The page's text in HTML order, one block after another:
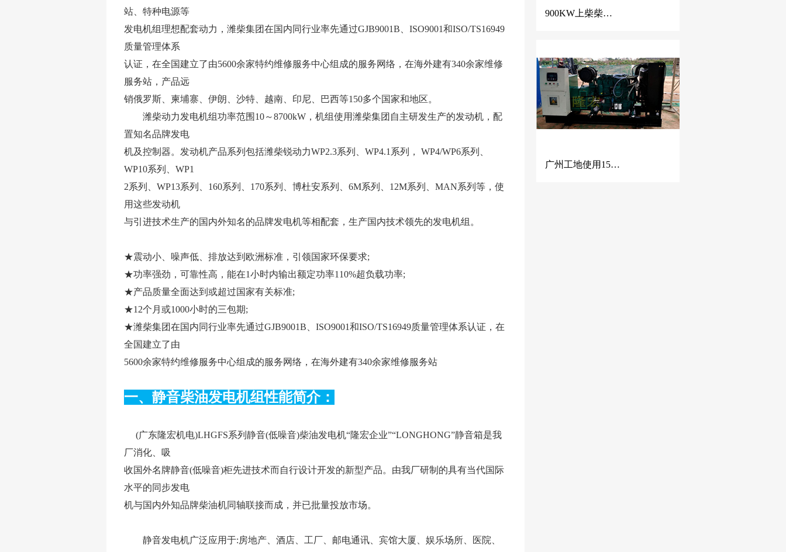
站、特种电源等
发电机组理想配套动力，潍柴集团在国内同行业率先通过GJB9001B、ISO9001和ISO/TS16949
质量管理体系
认证，在全国建立了由5600余家特约维修服务中心组成的服务网络，在海外建有340余家维修
服务站，产品远
销俄罗斯、柬埔寨、伊朗、沙特、越南、印尼、巴西等150多个国家和地区。
潍柴动力发电机组功率范围10～8700kW，机组使用潍柴集团自主研发生产的发动机，配
置知名品牌发电
机及控制器。发动机产品系列包括潍柴锐动力WP2.3系列、WP4.1系列， WP4/WP6系列、
WP10系列、WP1
2系列、WP13系列、160系列、170系列、博杜安系列、6M系列、12M系列、MAN系列等，使
用这些发动机
与引进技术生产的国内外知名的品牌发电机等相配套，生产国内技术领先的发电机组。
★震动小、噪声低、排放达到欧洲标准，引领国家环保要求;
★功率强劲，可靠性高，能在1小时内输出额定功率110%超负载功率;
★产品质量全面达到或超过国家有关标准;
★12个月或1000小时的三包期;
★潍柴集团在国内同行业率先通过GJB9001B、ISO9001和ISO/TS16949质量管理体系认证，在
全国建立了由
5600余家特约维修服务中心组成的服务网络，在海外建有340余家维修服务站
一、静音柴油发电机组性能简介：
(广东隆宏机电)LHGFS系列静音(低噪音)柴油发电机“隆宏企业”“LONGHONG”静音箱是我
厂消化、吸
收国外名牌静音(低噪音)柜先进技术而自行设计开发的新型产品。由我厂研制的具有当代国际
水平的同步发电
机与国内外知品牌柴油机同轴联接而成，并已批量投放市场。
静音发电机广泛应用于:房地产、酒店、工厂、邮电通讯、宾馆大厦、娱乐场所、医院、
900KW上柴柴油发电机组 佛山三水巨園房地产开发使用
广州工地使用150KW潍柴动力发电机组 潍柴发电机